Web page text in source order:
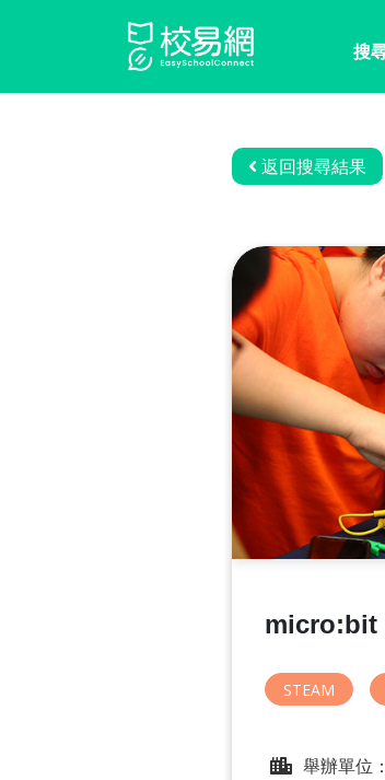
搜
返回搜尋結果
micro:bit
STEAM
舉辦單位：